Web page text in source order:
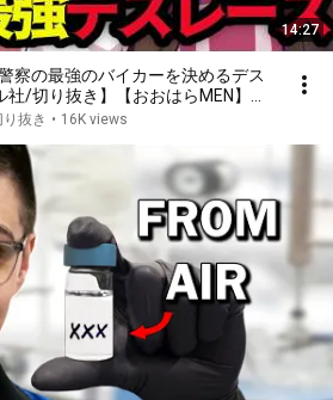
14:27
察の最強のバイカーを決めるデス
/切り抜き】【おおはらMEN】
抜き • 16K views